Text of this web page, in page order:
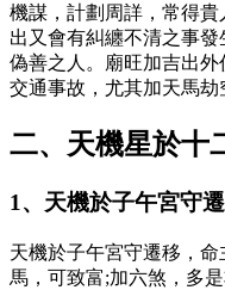
機謀，計劃周詳，常得
出又會有糾纏不清之事
偽善之人。廟旺加吉出外
交通事故，尤其加天馬劫
二、天機星於十
1、天機於子午宮守
天機於子午宮守遷移，
馬，可致富;加六煞，多